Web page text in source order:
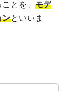
とを、 モデ
ンといいま